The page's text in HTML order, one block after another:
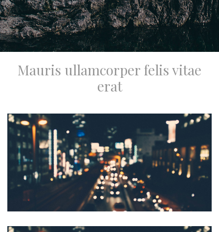
Mauris ullamcorper felis vitae
erat